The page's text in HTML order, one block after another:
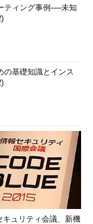
ティング事例──未知
の基礎知識とインス
キュリティ会議、新機